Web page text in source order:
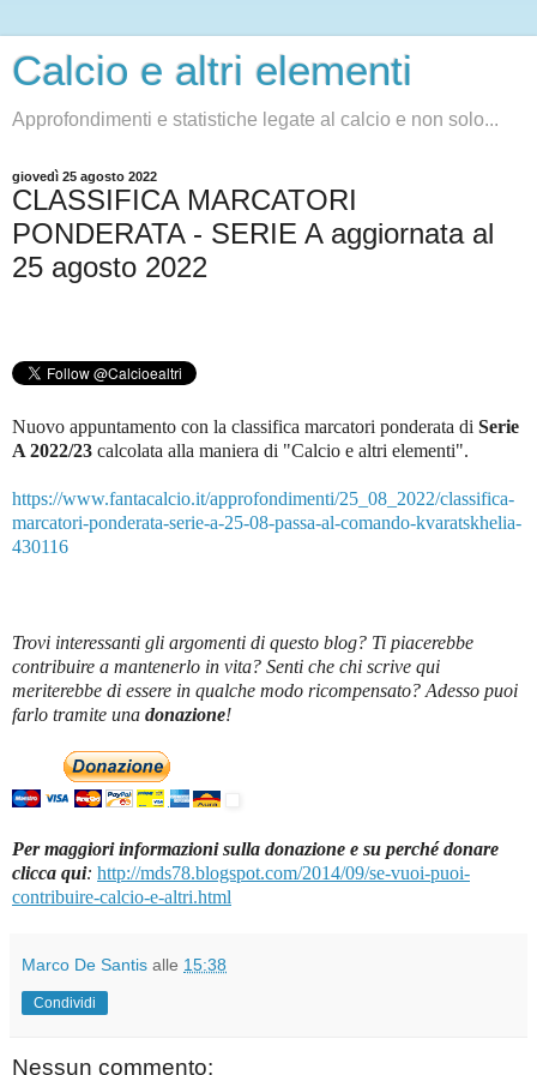
Calcio e altri elementi
Approfondimenti e statistiche legate al calcio e non solo...
giovedì 25 agosto 2022
CLASSIFICA MARCATORI
PONDERATA - SERIE A aggiornata al
25 agosto 2022
Nuovo appuntamento con la classifica marcatori ponderata di Serie
A 2022/23 calcolata alla maniera di "Calcio e altri elementi".
https://www.fantacalcio.it/approfondimenti/25_08_2022/classifica-
marcatori-ponderata-serie-a-25-08-passa-al-comando-kvaratskhelia-
430116
Trovi interessanti gli argomenti di questo blog? Ti piacerebbe
contribuire a mantenerlo in vita? Senti che chi scrive qui
meriterebbe di essere in qualche modo ricompensato? Adesso puoi
farlo tramite una donazione!
Per maggiori informazioni sulla donazione e su perché donare
clicca qui: http://mds78.blogspot.com/2014/09/se-vuoi-puoi-
contribuire-calcio-e-altri.html
Marco De Santis alle 15:38
Condividi
Nessun commento: